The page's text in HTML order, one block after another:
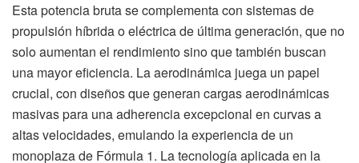
Esta potencia bruta se complementa con sistemas de
propulsión híbrida o eléctrica de última generación, que no
solo aumentan el rendimiento sino que también buscan
una mayor eficiencia. La aerodinámica juega un papel
crucial, con diseños que generan cargas aerodinámicas
masivas para una adherencia excepcional en curvas a
altas velocidades, emulando la experiencia de un
monoplaza de Fórmula 1. La tecnología aplicada en la